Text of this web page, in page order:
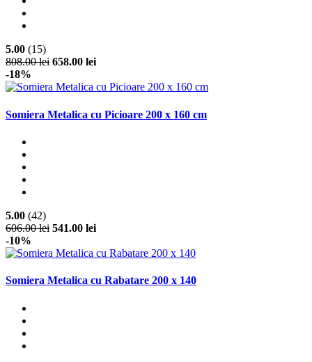
5.00 (15)
808.00 lei 658.00 lei
-18%
Somiera Metalica cu Picioare 200 x 160 cm
5.00 (42)
606.00 lei 541.00 lei
-10%
Somiera Metalica cu Rabatare 200 x 140